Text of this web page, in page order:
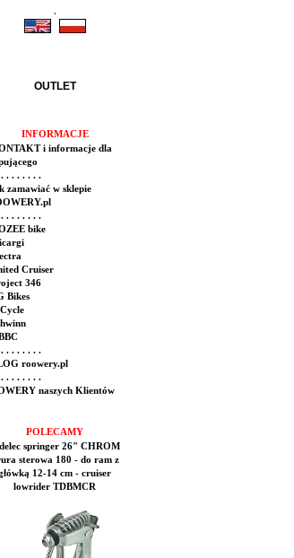
.
OUTLET
INFORMACJE
i informacje dla
. . . . . . .
zamawiać w sklepie
. . . . . . .
bike
Cruiser
346
Bikes
. . . . . . .
roowery.pl
. . . . . . .
naszych Klientów
POLECAMY
springer 26" CHROM
sterowa 180 - do ram z
12-14 cm - cruiser
lowrider TDBMCR